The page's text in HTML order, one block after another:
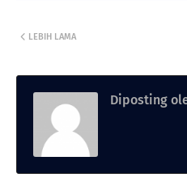
LEBIH LAMA
Diposting